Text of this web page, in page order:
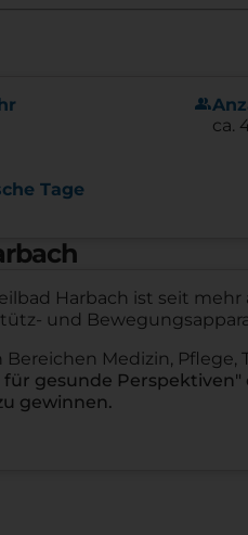
group
ca.
Tage
Harbach ist seit mehr
und
Medizin, Pflege,
für gesunde
gewinnen.